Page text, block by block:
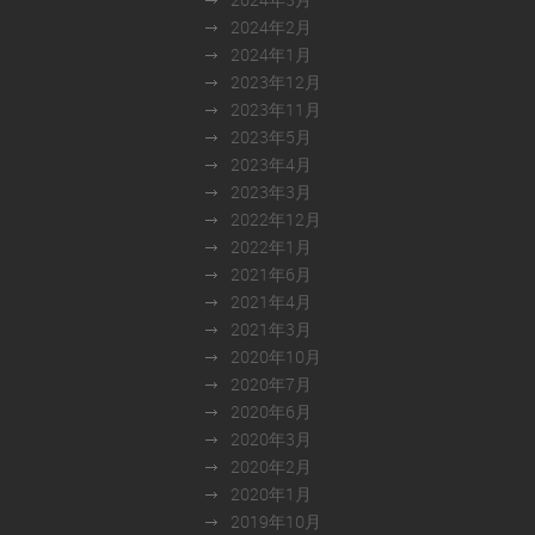
2024年2月
2024年1月
2023年12月
2023年11月
2023年5月
2023年4月
2023年3月
2022年12月
2022年1月
2021年6月
2021年4月
2021年3月
2020年10月
2020年7月
2020年6月
2020年3月
2020年2月
2020年1月
2019年10月